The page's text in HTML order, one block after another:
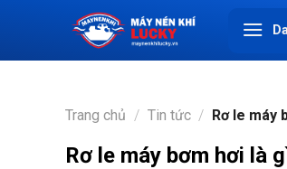
Trang chủ / Tin tức / Rơ le máy
Rơ le máy bơm hơi là